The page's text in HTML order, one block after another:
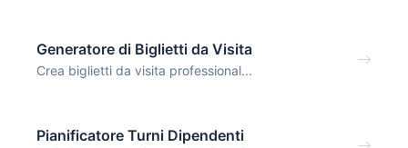
Generatore di Biglietti da Visita
Crea biglietti da visita professional...
Pianificatore Turni Dipendenti